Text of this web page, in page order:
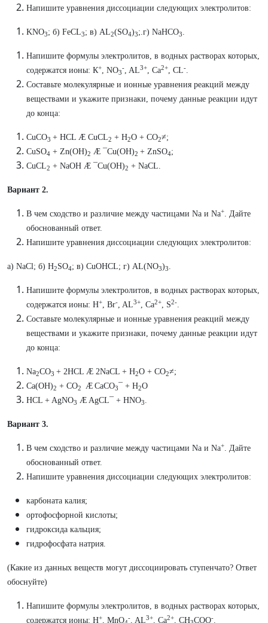
Напишите уравнения диссоциации следующих электролитов:
KNO3; б) FeCL3; в) AL2(SO4)3;.г) NaHCO3.
Напишите формулы электролитов, в водных растворах которых,
содержатся ионы: К+, NO3
-, AL3+, Ca2+, CL-.
Составьте молекулярные и ионные уравнения реакций между
веществами и укажите признаки, почему данные реакции идут
до конца:
CuСО3 + HCL Æ CuCL2 + H2O + CO2≠;
CuSO4 + Zn(OH)2 Æ ¯Cu(OH)2 + ZnSO4;
CuCL2 + NaOH Æ ¯Cu(OH)2 + NaCL.
Вариант 2.
В чем сходство и различие между частицами Na и Na+. Дайте
обоснованный ответ.
Напишите уравнения диссоциации следующих электролитов:
а) NaCl; б) H2SO4; в) CuOHCL; г) AL(NO3)3.
Напишите формулы электролитов, в водных растворах которых,
содержатся ионы: H+, Br-, AL3+, Ca2+, S2-.
Составьте молекулярные и ионные уравнения реакций между
веществами и укажите признаки, почему данные реакции идут
до конца:
Na2CO3 + 2HCL Æ 2NaCL + H2O + CO2≠;
Са(ОH)2 + CO2 Æ СаCO3 ¯ + H2О
HCL + AgNO3 Æ AgCL¯ + HNO3.
Вариант 3.
В чем сходство и различие между частицами Na и Na+. Дайте
обоснованный ответ.
Напишите уравнения диссоциации следующих электролитов:
карбоната калия;
ортофосфорной кислоты;
гидроксида кальция;
гидрофосфата натрия.
(Какие из данных веществ могут диссоциировать ступенчато? Ответ
обоснуйте)
Напишите формулы электролитов, в водных растворах которых,
содержатся ионы: H+, MnO -, AL3+, Ca2+, CH COO-.